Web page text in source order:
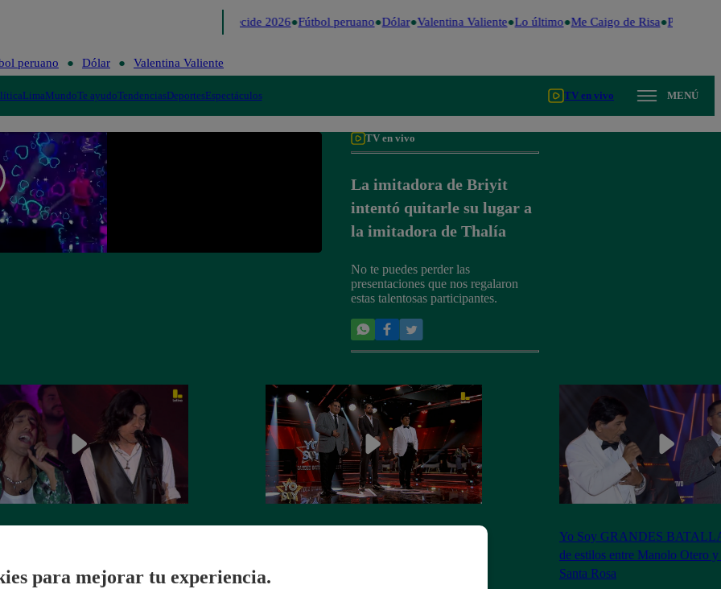
Perú Decide 2026 Fútbol peruano Dólar Valentina Valiente Lo último Me Caigo de Risa Perú
peruano Dólar Valentina Valiente
LimaMundoTe ayudoTendenciasDeportesEspectáculos TV en vivo MENÚ
TV en vivo
La imitadora de Briyit
intentó quitarle su lugar a
la imitadora de Thalía
No te puedes perder las
presentaciones que nos regalaron
estas talentosas participantes.
Mateos
Yo Soy GRANDES
de estilos entre Manolo Otero
Santa Rosa
para mejorar tu experiencia.